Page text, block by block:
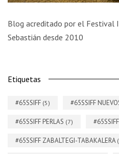
Blog acreditado por el Festival
Sebastián desde 2010
Etiquetas
#65SSIFF (5) #65SSIFF
#65SSIFF PERLAS (7)
#65SSIFF ZABALTEGI-TABAKALERA